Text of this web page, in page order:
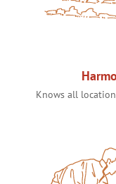
Knows all